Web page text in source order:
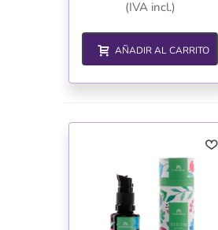
(IVA incl.)
AÑADIR AL CARRITO